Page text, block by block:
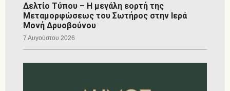
Δελτίο Τύπου – Η μεγάλη εορτή της
Μεταμορφώσεως του Σωτήρος στην Ιερά
Μονή Δρυοβούνου
7 Αυγούστου 2026